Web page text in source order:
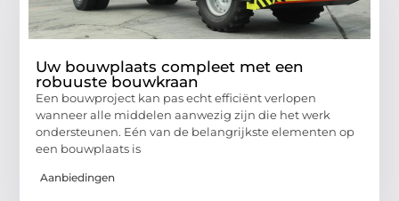
Uw bouwplaats compleet met een
robuuste bouwkraan
Een bouwproject kan pas echt efficiënt verlopen
wanneer alle middelen aanwezig zijn die het werk
ondersteunen. Eén van de belangrijkste elementen op
een bouwplaats is
Aanbiedingen